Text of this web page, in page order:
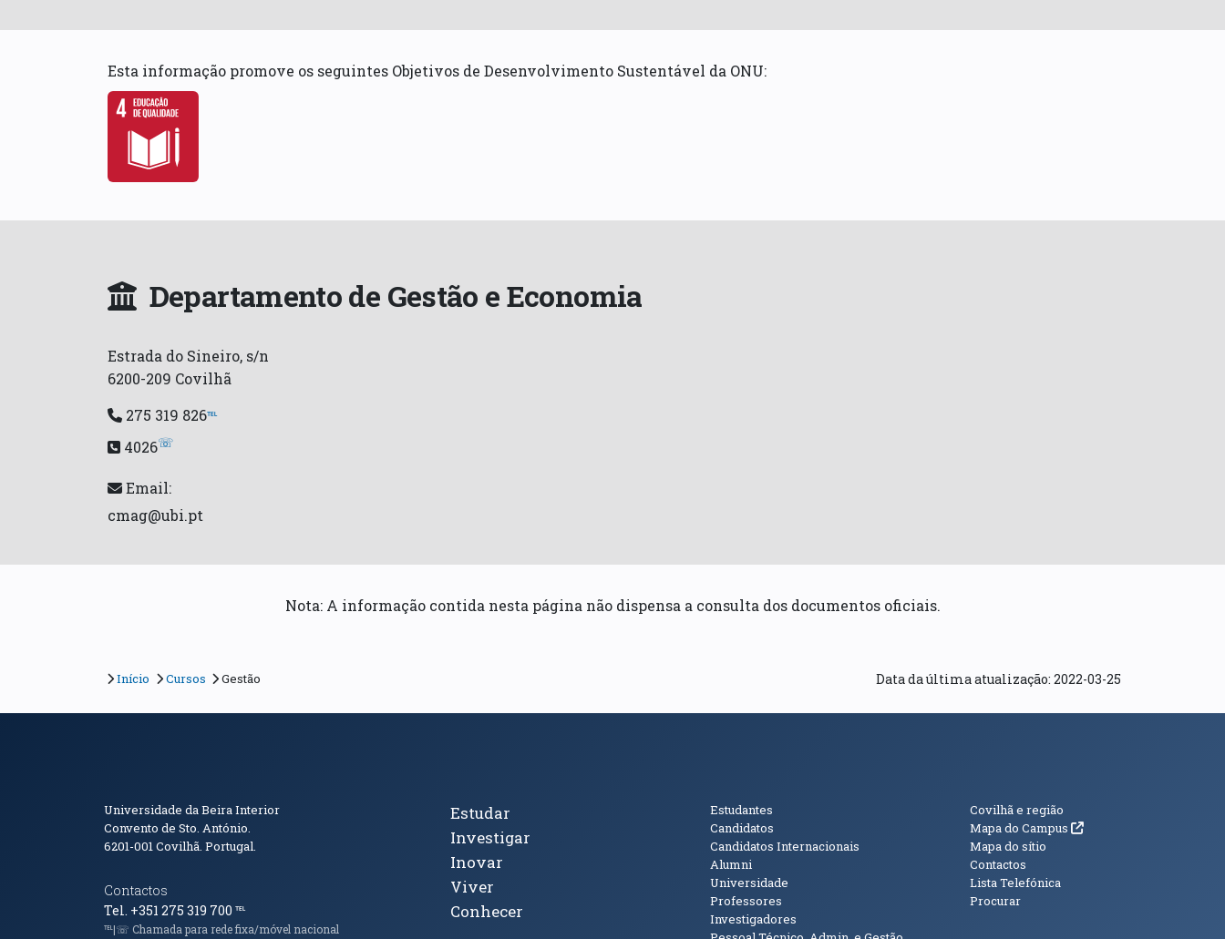
Esta informação promove os seguintes Objetivos de Desenvolvimento Sustentável da ONU:
Departamento de Gestão e Economia
Estrada do Sineiro, s/n
6200-209 Covilhã
275 319 826℡
4026☏
Email:
cmag@ubi.pt
Nota: A informação contida nesta página não dispensa a consulta dos documentos oficiais.
Início Cursos Gestão Data da última atualização: 2022-03-25
Informações de Contacto
Universidade da Beira Interior
Convento de Sto. António.
6201-001Covilhã. Portugal.
Contactos
Tel. +351 275 319 700 ℡
℡|☏ Chamada para rede fixa/móvel nacional
Tópicos Principais
Estudar
Investigar
Inovar
Viver
Conhecer
Públicos
Estudantes
Candidatos
Candidatos Internacionais
Alumni
Universidade
Professores
Investigadores
Informações
Covilhã e região
Mapa do Campus (abre em nova janela)
Mapa do sítio
Contactos
Lista Telefónica
Procurar